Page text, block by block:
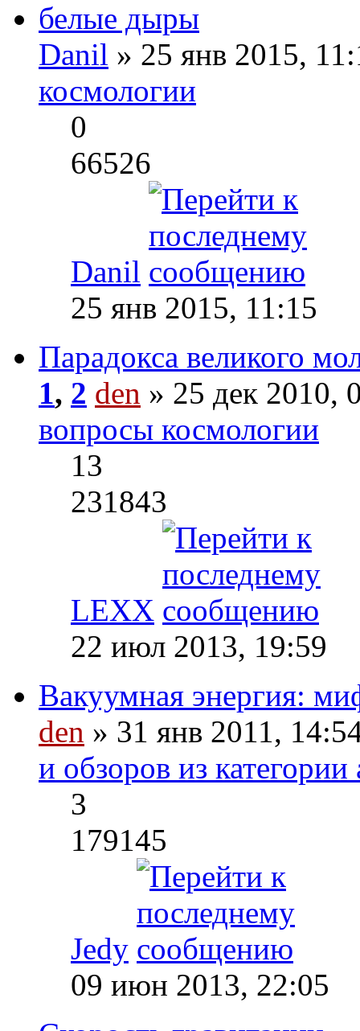
белые дыры
Danil » 25 янв 2015,
космологии
0
66526
Danil
25 янв 2015, 11:15
Парадокса великого
1, 2 den » 25 дек 2010,
вопросы космологии
13
231843
LEXX
22 июл 2013, 19:59
Вакуумная энергия:
den » 31 янв 2011,
и обзоров из
3
179145
Jedy
09 июн 2013, 22:05